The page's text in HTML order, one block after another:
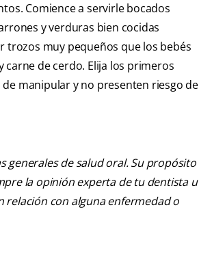
Comience a servirle bocados
y verduras bien cocidas
trozos muy pequeños que los bebés
de cerdo. Elija los primeros
manipular y no presenten riesgo de
generales de salud oral. Su propósito
la opinión experta de tu dentista u
relación con alguna enfermedad o